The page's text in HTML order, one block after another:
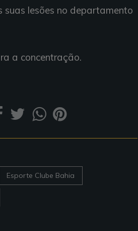
lesões no departamento
a concentração.
Esporte Clube Bahia